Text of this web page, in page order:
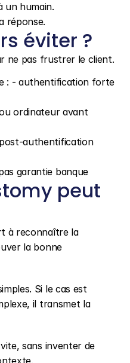
un humain.
réponse.
éviter ?
ne pas frustrer le client.
: - authentification forte
ordinateur avant
authentification
garantie banque
peut
à reconnaître la
la bonne
Si le cas est
il transmet la
sans inventer de